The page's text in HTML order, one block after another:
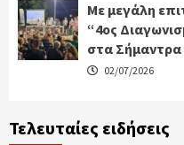
Με μεγάλη
“4ος
στα Σήμαντρα
02/07/2026
Τελευταίες ειδήσεις